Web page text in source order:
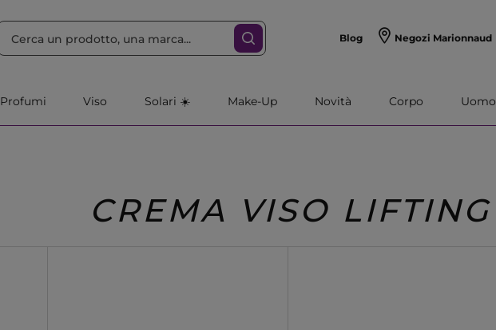
Blog Negozi Marionnaud
Profumi Viso Solari ☀️ Make-Up Novità Corpo Uomo
CREMA VISO LIFTING